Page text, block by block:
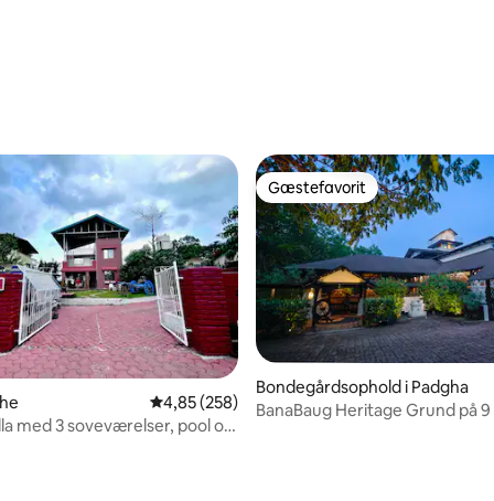
bedømmelse, 39 omtaler
4,85 ud af 5 i gennemsnitlig bedømmelse,
4,85 (258)
med 3 soveværelser, pool og
Gæstefavorit
Gæstefavorit
Bondegårdsophold i Padgha
BanaBaug Heritage Grund på 9 acres og